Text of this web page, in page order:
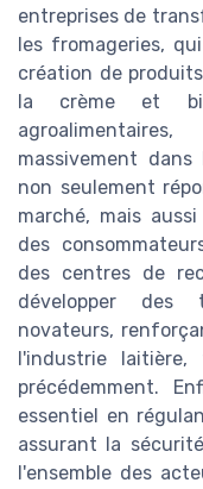
entreprises de
les fromageries,
création de
la crème et
massivement
non seulement
marché, mais
des
des centres de
développer des
novateurs,
l'industrie laitière,
précédemment.
essentiel en
assurant la
l'ensemble des